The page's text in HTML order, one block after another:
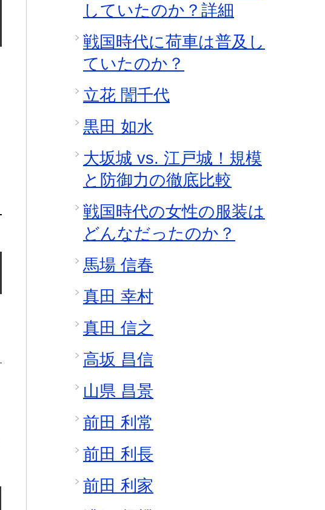
していたのか？詳細
戦国時代に荷車は普及し
ていたのか？
立花 誾千代
黒田 如水
大坂城 vs. 江戸城！規模
と防御力の徹底比較
戦国時代の女性の服装は
どんなだったのか？
馬場 信春
真田 幸村
真田 信之
高坂 昌信
山県 昌景
前田 利常
前田 利長
前田 利家